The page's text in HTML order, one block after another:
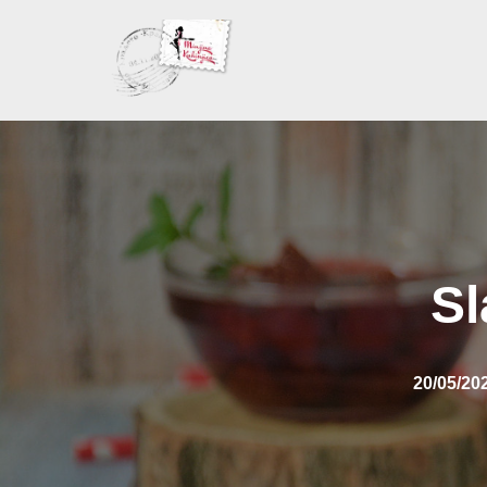
sadržaj
20/05/